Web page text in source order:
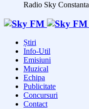
Radio Sky Constanta
Știri
Info-Util
Emisiuni
Muzical
Echipa
Publicitate
Concursuri
Contact